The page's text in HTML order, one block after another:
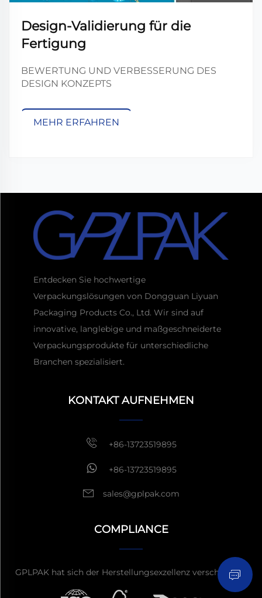
Design-Validierung für die
Fertigung
BEWERTUNG UND VERBESSERUNG DES
DESIGN KONZEPTS
MEHR ERFAHREN
Erhalten Sie ein Angebot
innerhalb von 1 Stunde
Entdecken Sie hochwertige
Verpackungslösungen von Dongguan Liyuan
Packaging Products Co., Ltd. Wir sind auf
innovative, langlebige und maßgeschneiderte
Verpackungsprodukte für unterschiedliche
Branchen spezialisiert.
KONTAKT AUFNEHMEN
+86-13723519895
+86-13723519895
sales@gplpak.com
COMPLIANCE
GPLPAK hat sich der Herstellungsexzellenz verschrieben.